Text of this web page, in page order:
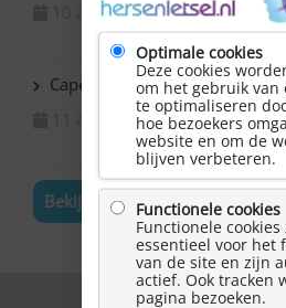
10 augustus 2026
Capelle ad IJssel Bazuin –
11 augustus 2026
Bekijk de volledige agenda
Optimale cookies
Deze cookies
om het gebruik van
te optimaliseren
hoe bezoekers
website en om de
blijven verbeteren.
Functionele cookies
Functionele cookies
essentieel voor het
van de site en zijn
actief. Ook tracken
pagina bezoeken.